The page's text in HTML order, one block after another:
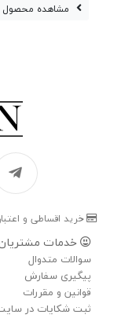
مشاهده محصول
خرید اقساطی و اعتباری
خدمات مشتریان
سوالات متدوال
پیگیری سفارش
قوانین و مقررات
ثبت شکایات در سایت